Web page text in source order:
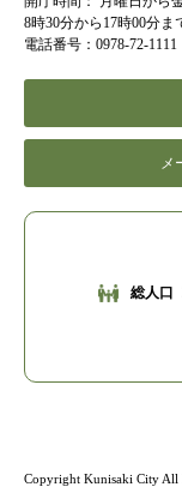
8時30分から17時00分ま
電話番号：0978-72-1111
メ
総人口
Copyright Kunisaki City All